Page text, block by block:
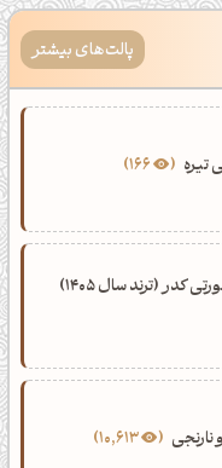
پالت‌های بیشتر
تیره
کدر (ترند سال 1405)
10,613